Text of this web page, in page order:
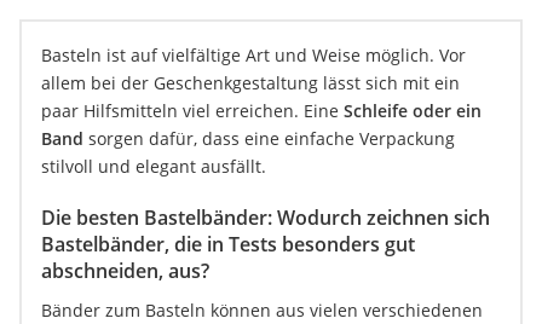
Basteln ist auf vielfältige Art und Weise möglich. Vor
allem bei der Geschenkgestaltung lässt sich mit ein
paar Hilfsmitteln viel erreichen. Eine Schleife oder ein
Band sorgen dafür, dass eine einfache Verpackung
stilvoll und elegant ausfällt.
Die besten Bastelbänder: Wodurch zeichnen sich
Bastelbänder, die in Tests besonders gut
abschneiden, aus?
Bänder zum Basteln können aus vielen verschiedenen